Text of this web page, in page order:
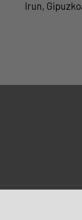
Irun,